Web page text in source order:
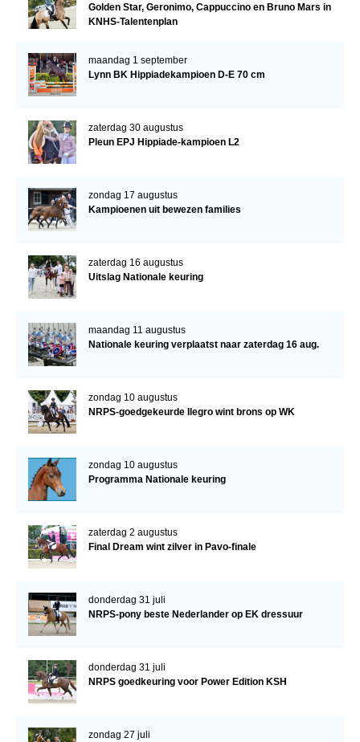
Golden Star, Geronimo, Cappuccino en Bruno Mars in
KNHS-Talentenplan
maandag 1 september
Lynn BK Hippiadekampioen D-E 70 cm
zaterdag 30 augustus
Pleun EPJ Hippiade-kampioen L2
zondag 17 augustus
Kampioenen uit bewezen families
zaterdag 16 augustus
Uitslag Nationale keuring
maandag 11 augustus
Nationale keuring verplaatst naar zaterdag 16 aug.
zondag 10 augustus
NRPS-goedgekeurde Ilegro wint brons op WK
zondag 10 augustus
Programma Nationale keuring
zaterdag 2 augustus
Final Dream wint zilver in Pavo-finale
donderdag 31 juli
NRPS-pony beste Nederlander op EK dressuur
donderdag 31 juli
NRPS goedkeuring voor Power Edition KSH
zondag 27 juli